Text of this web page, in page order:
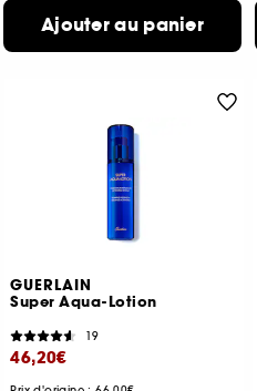
Ajouter au panier
GUERLAIN
Super Aqua-Lotion
19
46,20€